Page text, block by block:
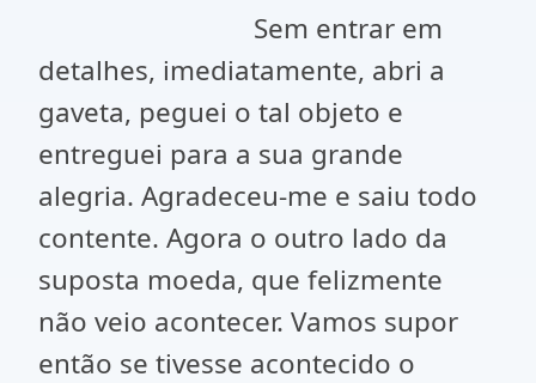
Sem entrar em
detalhes, imediatamente, abri a
gaveta, peguei o tal objeto e
entreguei para a sua grande
alegria. Agradeceu-me e saiu todo
contente. Agora o outro lado da
suposta moeda, que felizmente
não veio acontecer. Vamos supor
então se tivesse acontecido o